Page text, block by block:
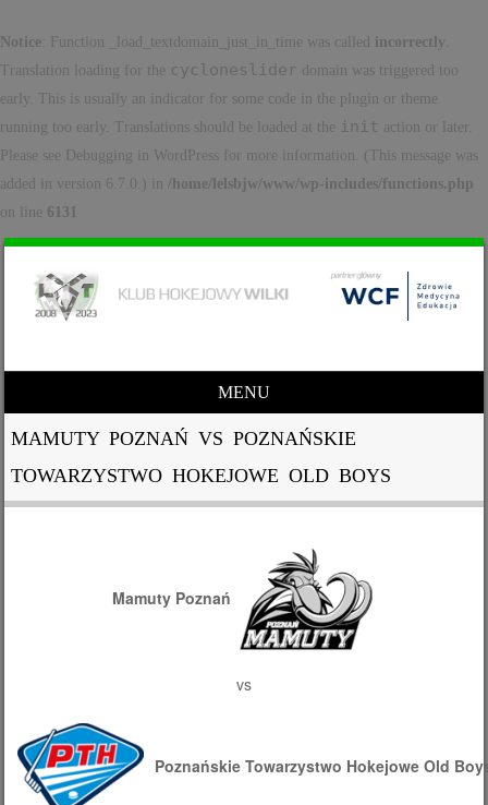
Notice : Function _load_textdomain_just_in_time was called incorrectly
Translation loading for the cycloneslider domain was triggered too
early. This is usually an indicator for some code in the plugin or theme
running too early. Translations should be loaded at the init action or later.
Please see
Debugging in WordPress for more information. (This message was
added in version 6.7.0.) in /home/lelsbjw/www/wp-includes/functions.php
on line 6131
MENU
MAMUTY POZNAŃ VS POZNAŃSKIE
TOWARZYSTWO HOKEJOWE OLD BOYS
Mamuty Poznań
vs
Poznańskie Towarzystwo Hokejowe Old